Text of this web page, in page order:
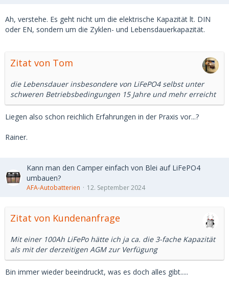
Ah, verstehe. Es geht nicht um die elektrische Kapazität lt. DIN
oder EN, sondern um die Zyklen- und Lebensdauerkapazität.
Zitat von Tom
die Lebensdauer insbesondere von LiFePO4 selbst unter
schweren Betriebsbedingungen 15 Jahre und mehr erreicht
Liegen also schon reichlich Erfahrungen in der Praxis vor...?
Rainer.
Kann man den Camper einfach von Blei auf LiFePO4
umbauen?
AFA-Autobatterien 12. September 2024
Zitat von Kundenanfrage
Mit einer 100Ah LiFePo hätte ich ja ca. die 3-fache Kapazität
als mit der derzeitigen AGM zur Verfügung
Bin immer wieder beeindruckt, was es doch alles gibt.....